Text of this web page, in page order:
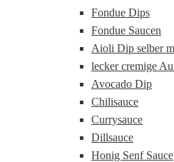
Fondue Dips
Fondue Saucen
Aioli Dip selber
lecker cremige
Avocado Dip
Chilisauce
Currysauce
Dillsauce
Honig Senf Sauce